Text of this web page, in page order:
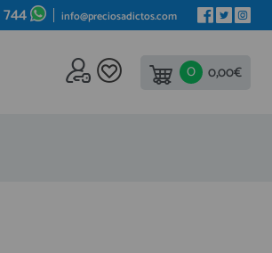
info@preciosadictos.com
0 0,00€